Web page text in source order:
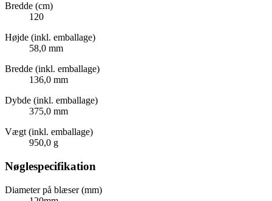
Bredde (cm)
120
Højde (inkl. emballage)
58,0 mm
Bredde (inkl. emballage)
136,0 mm
Dybde (inkl. emballage)
375,0 mm
Vægt (inkl. emballage)
950,0 g
Nøglespecifikation
Diameter på blæser (mm)